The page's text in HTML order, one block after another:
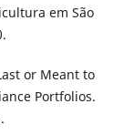
em São
or Meant to
Portfolios.